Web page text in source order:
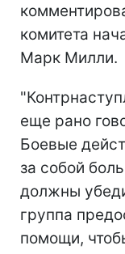
комитета
Марк Милли.
еще рано
Боевые
за собой
должны
группа
помощи,